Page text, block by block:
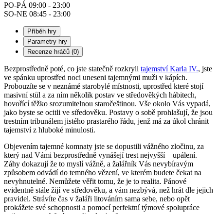
PO-PÁ 09:00 - 23:00
SO-NE 08:45 - 23:00
Příběh hry
Parametry hry
Recenze hráčů (0)
Bezprostředně poté, co jste statečně rozkryli tajemství Karla IV., jste
ve spánku uprostřed noci uneseni tajemnými muži v kápích.
Probouzíte se v neznámé starobylé místnosti, uprostřed které stojí
masivní stůl a za ním několik postav ve středověkých hábitech,
hovořící těžko srozumitelnou staročeštinou. Vše okolo Vás vypadá,
jako byste se ocitli ve středověku. Postavy o sobě prohlašují, že jsou
trestním tribunálem jistého prastarého řádu, jenž má za úkol chránit
tajemství z hluboké minulosti.
Objevením tajemné komnaty jste se dopustili vážného zločinu, za
který nad Vámi bezprostředně vynášejí trest nejvyšší – upálení.
Záhy dokazují že to myslí vážně, a žalářník Vás nevybíravým
způsobem odvádí do temného vězení, ve kterém budete čekat na
nevyhnutelné. Nemůžete věřit tomu, že je to realita. Pánové
evidentně stále žijí ve středověku, a vám nezbývá, než hrát dle jejich
pravidel. Strávíte čas v žaláři litováním sama sebe, nebo opět
prokážete své schopnosti a pomocí perfektní týmové spolupráce